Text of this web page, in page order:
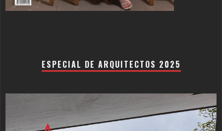
ESPECIAL DE ARQUITECTOS 2025